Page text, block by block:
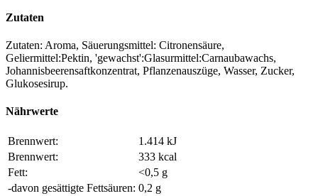
Zutaten
Zutaten: Aroma, Säuerungsmittel: Citronensäure,
Geliermittel:Pektin, 'gewachst':Glasurmittel:Carnaubawachs,
Johannisbeerensaftkonzentrat, Pflanzenauszüge, Wasser, Zucker,
Glukosesirup.
Nährwerte
Brennwert:
1.414 kJ
Brennwert:
333 kcal
Fett:
<0,5 g
-davon gesättigte Fettsäuren: 0,2 g